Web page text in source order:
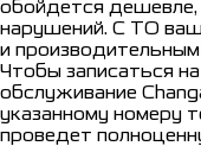
обойдется дешевле,
нарушений. С ТО
и
Чтобы записаться
обслуживание
указанному номеру
проведет